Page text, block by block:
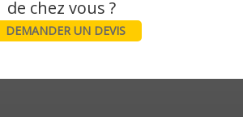
DEMANDER UN DEVIS